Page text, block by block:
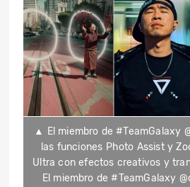
▲ El miembro de #TeamGalaxy
las funciones Photo Assist y
Ultra con efectos creativos y
El miembro de #TeamGalaxy